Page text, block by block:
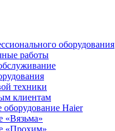
оборудования
работы
техники
клиентам
оборудование Haier
«Вязьма»
«Прохим»